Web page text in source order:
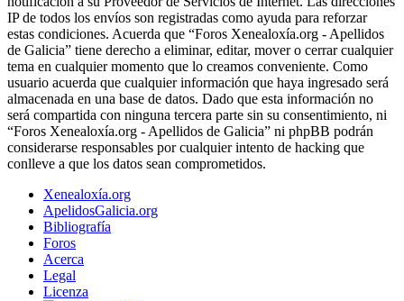
IP de todos los envíos son registradas como ayuda para reforzar
estas condiciones. Acuerda que “Foros Xenealoxía.org - Apellidos
de Galicia” tiene derecho a eliminar, editar, mover o cerrar cualquier
tema en cualquier momento que lo creamos conveniente. Como
usuario acuerda que cualquier información que haya ingresado será
almacenada en una base de datos. Dado que esta información no
será compartida con ninguna tercera parte sin su consentimiento, ni
“Foros Xenealoxía.org - Apellidos de Galicia” ni phpBB podrán
considerarse responsables por cualquier intento de hacking que
conlleve a que los datos sean comprometidos.
Xenealoxía.org
ApelidosGalicia.org
Bibliografía
Foros
Acerca
Legal
Licenza